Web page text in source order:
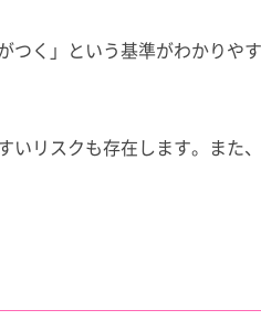
く」という基準がわかりや
いリスクも存在します。また